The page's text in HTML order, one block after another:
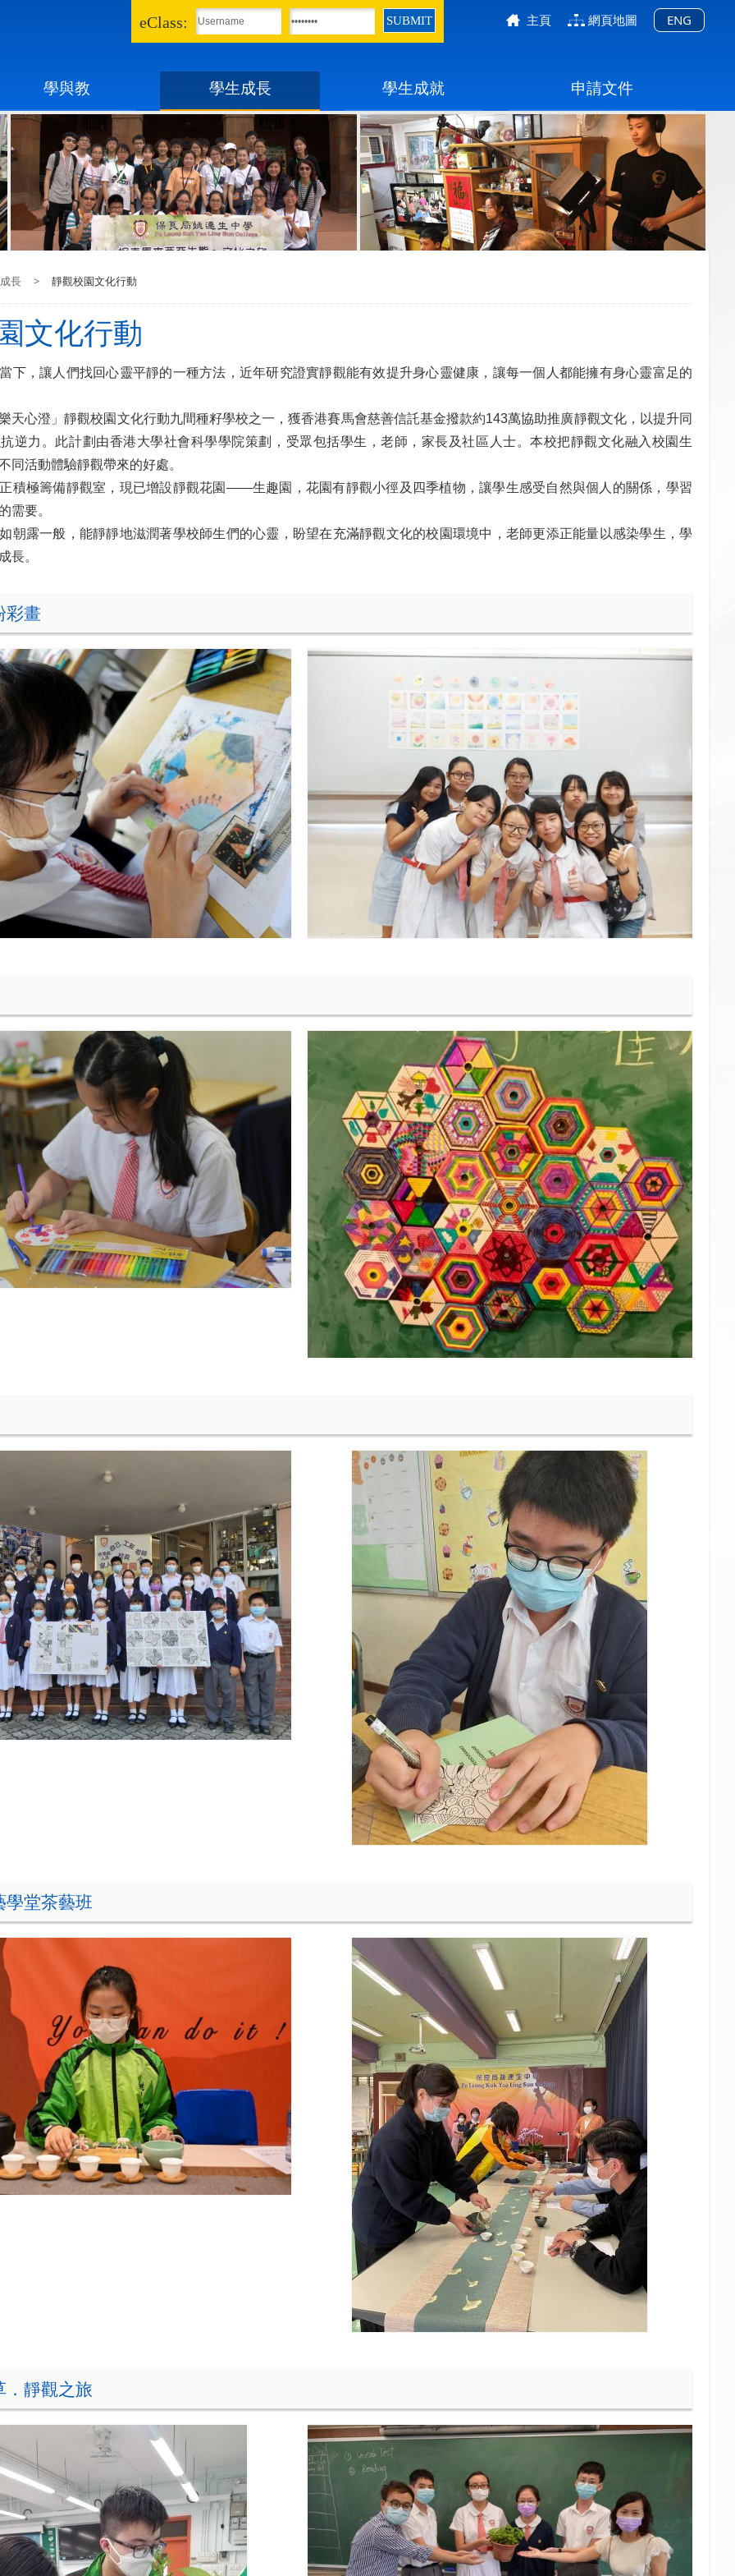
eClass: 主頁 網頁地圖 ENG
學與教 學生成長 學生成就 申請文件
長 > 靜觀校園文化行動
文化行動
下，讓人們找回心靈平靜的一種方法，近年研究證實靜觀能有效提升身心靈健康，讓每一個人都能擁有身心靈富足的
天心澄」靜觀校園文化行動九間種籽學校之一，獲香港賽馬會慈善信託基金撥款約143萬協助推廣靜觀文化，以提升同
逆力。此計劃由香港大學社會科學學院策劃，受眾包括學生，老師，家長及社區人士。本校把靜觀文化融入校園生
同活動體驗靜觀帶來的好處。
積極籌備靜觀室，現已增設靜觀花園——生趣園，花園有靜觀小徑及四季植物，讓學生感受自然與個人的關係，學習
需要。
朝露一般，能靜靜地滋潤著學校師生們的心靈，盼望在充滿靜觀文化的校園環境中，老師更添正能量以感染學生，學
長。
彩畫
學堂茶藝班
．靜觀之旅